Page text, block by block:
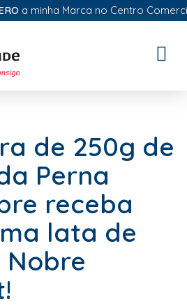
a minha Marca no Centro Comercial
de 250g de
Perna
receba
lata de
Nobre